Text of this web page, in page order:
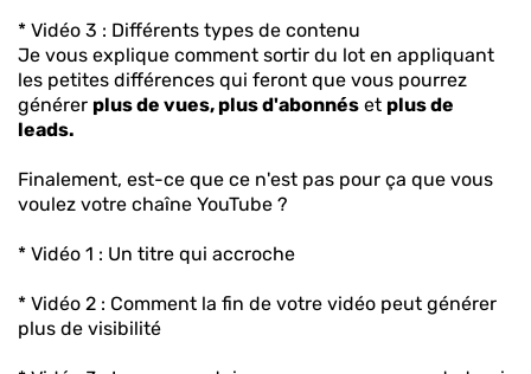
* Vidéo 3 : Différents types de contenu
Je vous explique comment sortir du lot en appliquant
les petites différences qui feront que vous pourrez
générer plus de vues, plus d'abonnés et plus de
leads.
Finalement, est-ce que ce n'est pas pour ça que vous
voulez votre chaîne YouTube ?
* Vidéo 1 : Un titre qui accroche
* Vidéo 2 : Comment la fin de votre vidéo peut générer
plus de visibilité